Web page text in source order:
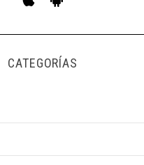
CATEGORÍAS